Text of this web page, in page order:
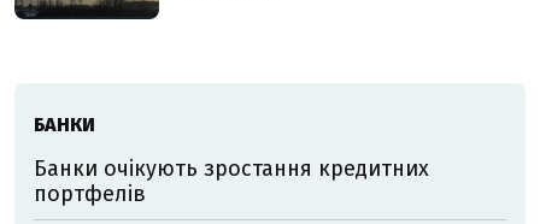
БАНКИ
Банки очікують зростання кредитних
портфелів